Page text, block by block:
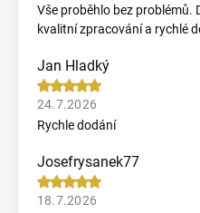
Vše proběhlo bez problémů.
kvalitní zpracování a rychlé
Jan Hladký
24.7.2026
Rychle dodání
Josefrysanek77
18.7.2026